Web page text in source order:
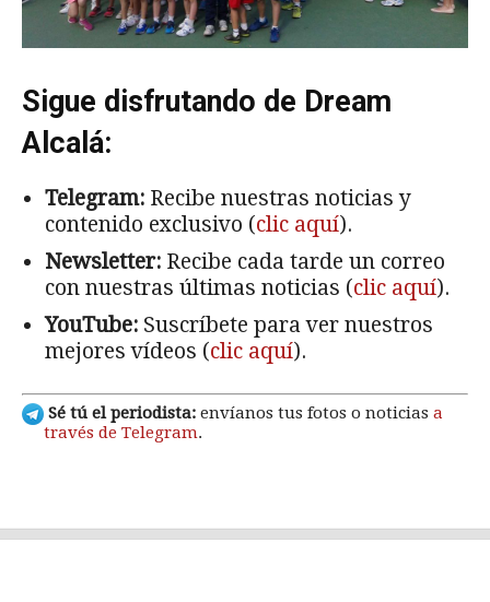
Sigue disfrutando de Dream
Alcalá:
Telegram: Recibe nuestras noticias y
contenido exclusivo (clic aquí).
Newsletter: Recibe cada tarde un correo
con nuestras últimas noticias (clic aquí).
YouTube: Suscríbete para ver nuestros
mejores vídeos (clic aquí).
Sé tú el periodista: envíanos tus fotos o noticias a
través de Telegram.